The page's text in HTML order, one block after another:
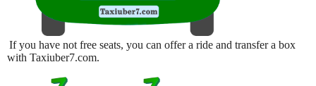
If you have not free seats, you can offer a ride and transfer a box
with Taxiuber7.com.